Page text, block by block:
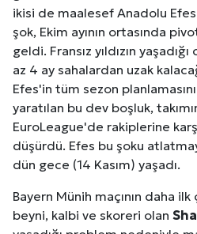
ikisi de maalesef Anadolu
şok, Ekim ayının ortasında
geldi. Fransız yıldızın
az 4 ay sahalardan uzak
Efes'in tüm sezon
yaratılan bu dev boşluk,
EuroLeague'de rakiplerine
düşürdü. Efes bu şoku
dün gece (14 Kasım) yaşadı.
Bayern Münih maçının daha
beyni, kalbi ve skoreri olan